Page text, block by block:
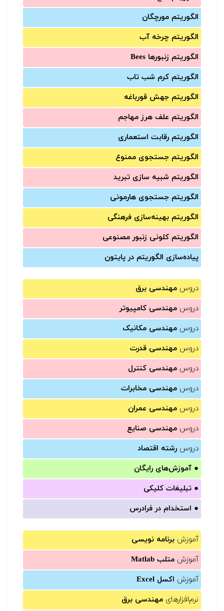
الگوریتم مورچگان
الگوریتم چرخه آب
الگوریتم زنبورها Bees
الگوریتم کرم شب تاب
الگوریتم جهش قورباغه
الگوریتم علف هرز مهاجم
الگوریتم رقابت استعماری
الگوریتم جستجوی ممنوع
الگوریتم شبیه سازی تبرید
الگوریتم جستجوی هارمونی
الگوریتم بهینه‌سازی فرهنگی
الگوریتم کلونی زنبور مصنوعی
پیاده‌سازی الگوریتم در پایتون
دروس مهندسی برق
دروس مهندسی کامپیوتر
دروس مهندسی مکانیک
دروس مهندسی قدرت
دروس مهندسی کنترل
دروس مهندسی مخابرات
دروس مهندسی عمران
دروس مهندسی صنایع
دروس رشته اقتصاد
● آموزش‌های رایگان
● تبلیغات کلیکی
● استخدام در فرادرس
آموزش برنامه نویسی
آموزش متلب Matlab
آموزش اکسل Excel
نرم‌افزارهای مهندسی برق